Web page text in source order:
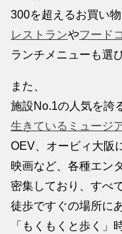
300を超えるお買い物
レストランやフード
ランチメニューも選
また、
施設No.1の人気を誇
生きているミュージ
OEV、オービィ大阪
映画など、各種エン
密集しており、すべ
徒歩ですぐの場所に
「もくもくと歩く」